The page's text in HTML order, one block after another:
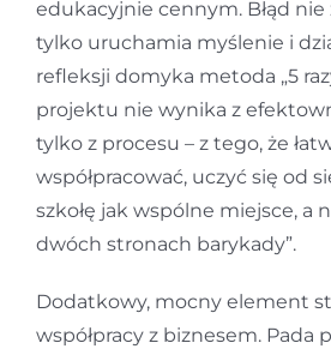
edukacyjnie cennym. Błąd
tylko uruchamia myślenie i
refleksji domyka metoda „5
projektu nie wynika z
tylko z procesu – z tego, że
współpracować, uczyć się od
szkołę jak wspólne miejsce, a
dwóch stronach barykady”.
Dodatkowy, mocny element
współpracy z biznesem. Pada